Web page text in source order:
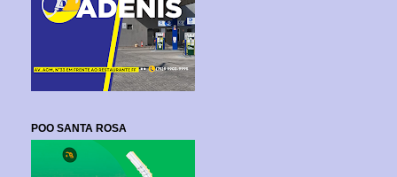
POO SANTA ROSA